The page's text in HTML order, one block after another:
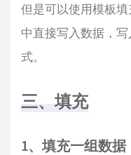
但是可以使用模板
中直接写入数据，
式。
三、填充
1、填充一组数据